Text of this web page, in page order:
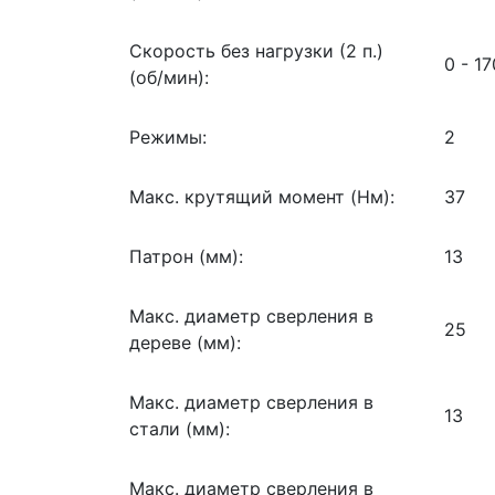
Скорость без нагрузки (2 п.)
(об/мин):
0 -
Режимы: 2
Макс. крутящий момент (Нм): 37
Патрон (мм): 13
Макс. диаметр сверления в
дереве (мм):
25
Макс. диаметр сверления в
стали (мм):
13
Макс. диаметр сверления в